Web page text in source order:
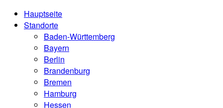
Hauptseite
Standorte
Baden-Württemberg
Bayern
Berlin
Brandenburg
Bremen
Hamburg
Hessen